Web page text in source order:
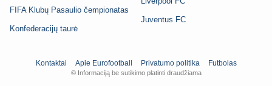
FIFA Klubų Pasaulio čempionatas
Konfederacijų taurė
Juventus FC
Kontaktai Apie Eurofootball Privatumo politika Futbolas
© Informaciją be sutikimo platinti draudžiama